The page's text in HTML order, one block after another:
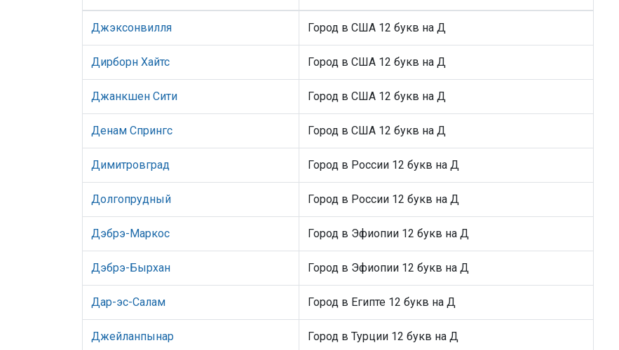
Джэксонвилля Город в США 12 букв на Д
Дирборн Хайтс Город в США 12 букв на Д
Джанкшен Сити Город в США 12 букв на Д
Денам Спрингс Город в США 12 букв на Д
Димитровград Город в России 12 букв на Д
Долгопрудный Город в России 12 букв на Д
Дэбрэ-Маркос Город в Эфиопии 12 букв на Д
Дэбрэ-Бырхан Город в Эфиопии 12 букв на Д
Дар-эс-Салам Город в Египте 12 букв на Д
Джейланпынар Город в Турции 12 букв на Д